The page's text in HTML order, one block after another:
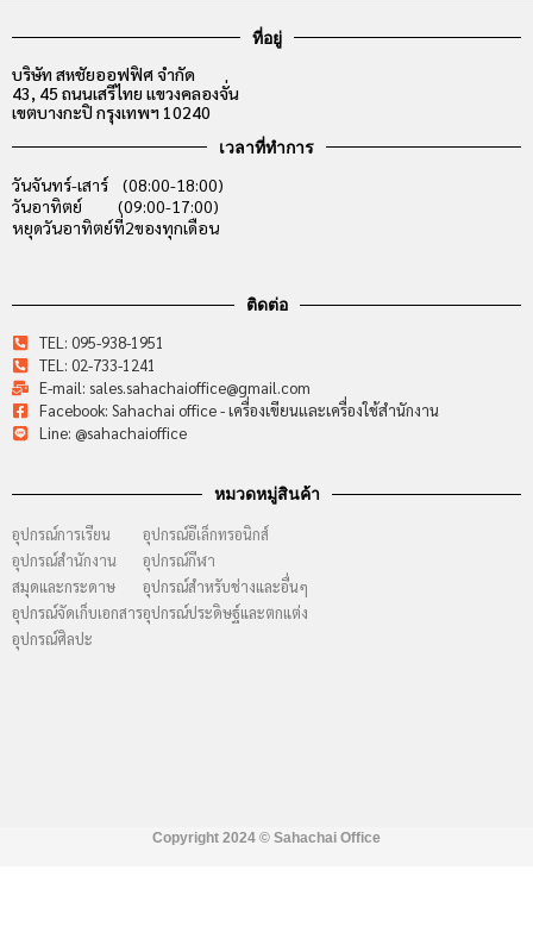
ที่อยู่
บริษัท สหชัยออฟฟิศ จำกัด
43, 45 ถนนเสรีไทย แขวงคลองจั่น
เขตบางกะปิ กรุงเทพฯ 10240
เวลาที่ทำการ
วันจันทร์-เสาร์ (08:00-18:00)
วันอาทิตย์ (09:00-17:00)
หยุดวันอาทิตย์ที่2ของทุกเดือน
ติดต่อ
TEL: 095-938-1951
TEL: 02-733-1241
E-mail: sales.sahachaioffice@gmail.com
Facebook: Sahachai office - เครื่องเขียนและเครื่องใช้สำนักงาน
Line: @sahachaioffice
หมวดหมู่สินค้า
อุปกรณ์การเรียน
อุปกรณ์สำนักงาน
สมุดและกระดาษ
อุปกรณ์จัดเก็บเอกสาร
อุปกรณ์ศิลปะ
อุปกรณ์อีเล็กทรอนิกส์
อุปกรณ์กีฬา
อุปกรณ์สำหรับช่างและอื่นๆ
อุปกรณ์ประดิษฐ์และตกแต่ง
Copyright 2024 © Sahachai Office